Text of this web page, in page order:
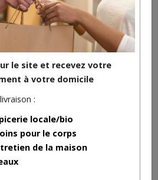
le site et recevez votre
à votre domicile
:
locale/bio
pour le corps
de la maison
CATÉGORIE ...